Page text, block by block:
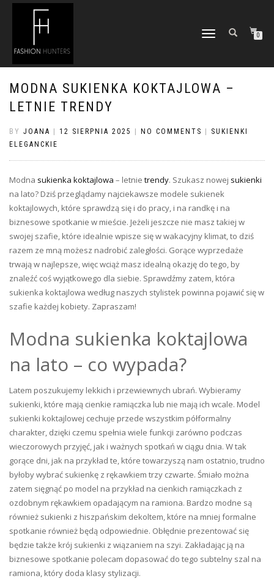
TOGGLE
0
MODNA SUKIENKA KOKTAJLOWA –
LETNIE TRENDY
BY JOANA 12 SIERPNIA 2025 NO COMMENTS
SUKIENKI
ELEGANCKIE
Modna sukienka koktajlowa – letnie trendy. Szukasz nowej sukienki
na lato? Dziś przeglądamy najciekawsze modele sukienek
koktajlowych, które sprawdzą się i do pracy, i na randkę i na
biznesowe spotkanie w mieście. Jeżeli jeszcze nie masz takiej w
swojej szafie, które idealnie wpisze się w wakacyjny klimat, to dziś
razem ze mną możesz nadrobić zaległości. Gorące wyprzedaże
trwają w najlepsze, więc wciąż masz idealną okazję do tego, by
znaleźć coś wyjątkowego dla siebie. Sprawdźmy zatem, która
sukienka koktajlowa według naszych stylistek powinna pojawić się w
szafie każdej kobiety. Zapraszam!
Modna sukienka koktajlowa
na lato – co wypada?
Latem poszukujemy lekkich i przewiewnych ubrań. Wybieramy
sukienki, które mają cienkie ramiączka lub nie mają ich wcale. Model
sukienki koktajlowej cechuje przede wszystkim półformalny
charakter, dzięki czemu spełnia wiele funkcji zarówno podczas
wieczorowych przyjęć, jak i ważnych spotkań w ciągu dnia. W tak
gorące dni, jak na przykład te, które towarzyszą nam ostatnio, trudno
byłoby wybrać sukienkę z rękawkiem trzy czwarte. Śmiało można
zatem sięgnąć po model na przykład na cienkich ramiączkach z
ozdobnym rękawkiem opadającym na ramiona. Bardzo modne są
również sukienki z hiszpańskim dekoltem, które na mniej formalne
spotkanie również będą odpowiednie. Obłędnie prezentować się
będzie także krój sukienki z wiązaniem na szyi. Zakładając ją na
biznesowe spotkanie polecam dopasować do tego subtelny szal na
ramiona, który doda klasy stylizacji.